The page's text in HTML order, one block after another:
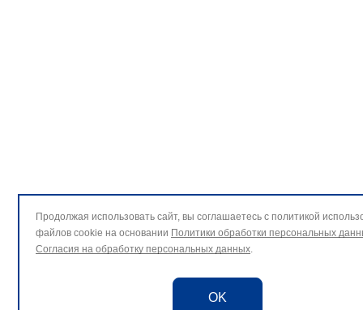
Продолжая использовать сайт, вы соглашаетесь с политикой
файлов cookie на основании Политики обработки персональных
Согласия на обработку персональных данных.
OK